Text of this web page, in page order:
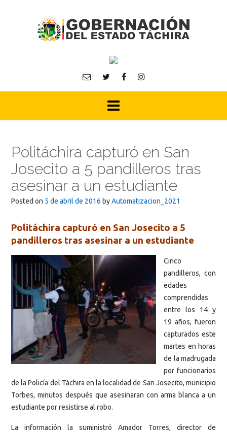
Politáchira capturó en San
Josecito a 5 pandilleros tras
asesinar a un estudiante
Posted on 5 de abril de 2016 byAutomatizacion_2021
Politáchira capturó en San Josecito a 5
pandilleros tras asesinar a un estudiante
Cinco
pandilleros, con
edades
comprendidas
entre los 14 y
19 años, fueron
capturados este
martes en horas
de la madrugada
por funcionarios
de la Policía del Táchira en la localidad de San Josecito, municipio
Torbes, minutos después que asesinaran con arma blanca a un
estudiante por resistirse al robo.
La información la suministró Amador Torres, director de